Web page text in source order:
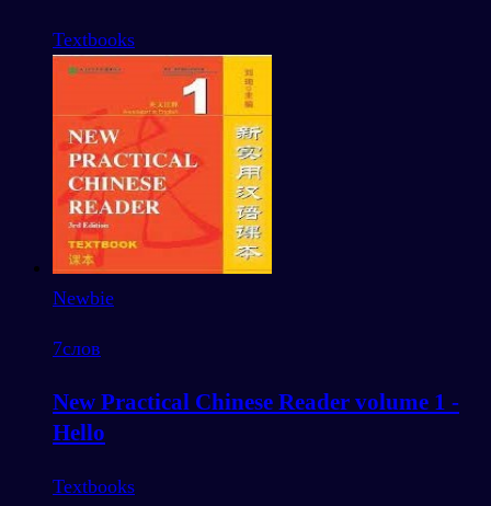
Textbooks
Newbie
7слов
New Practical Chinese Reader volume 1 -
Hello
Textbooks